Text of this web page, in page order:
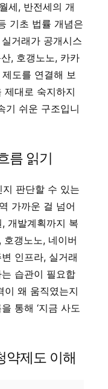
세, 반전세의 개
기초 법률 개념은
거래가 공개시스
, 호갱노노, 카카
도를 연결해 보
제대로 숙지하지
기 쉬운 구조입니
름 읽기
지 판단할 수 있는
가까운 걸 넘어
개발계획까지 복
갱노노, 네이버
인프라, 실거래
습관이 필요합
이 왜 움직였는지
통해 ‘지금 사도
약제도 이해